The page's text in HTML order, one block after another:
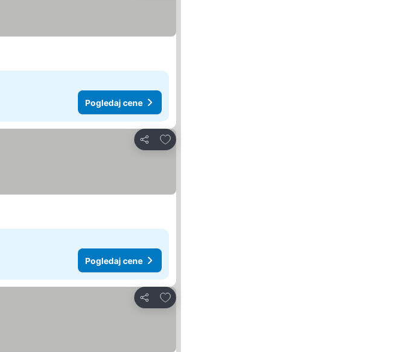
Pogledaj cene
Deli
Dodati u favorite
Pogledaj cene
Deli
Dodati u favorite